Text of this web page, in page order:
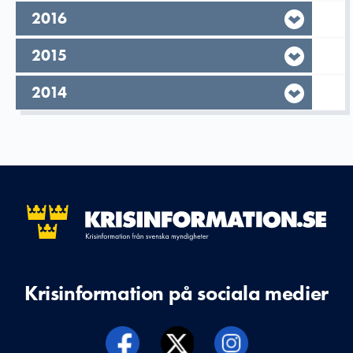
År,
2016
År,
2015
År,
2014
Krisinformation på sociala medier